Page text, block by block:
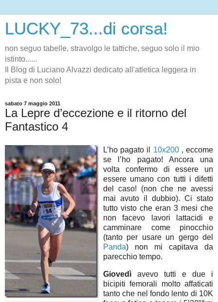
LUCKY_73...di corsa!
non seguo tabelle, stravolgo le tattiche, seguo solo il mio
istinto......
Il Blog di Luciano Alvazzi dedicato all'atletica leggera in
pista e non solo!
sabato 7 maggio 2011
La Lepre d’eccezione e il ritorno del
Fantastico 4
L’ho pagato il 10x200, eccome
se l’ho pagato! Ancora una
volta confermo di essere un
essere umano con tutti i difetti
del caso! (non che ne avessi
mai avuto il dubbio). Ci stato
tutto visto che eran 3 mesi che
non facevo lavori lattacidi e
camminare come pinocchio
(tanto per usare un gergo del
Panda) non mi capitava da
parecchio tempo.
Giovedì avevo tutti e due i
bicipiti femorali molto affaticati
tanto che nel fondo lento di 10K